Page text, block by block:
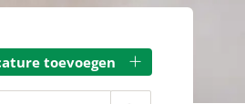
toevoegen